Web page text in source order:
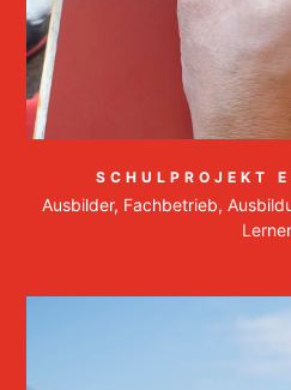
SCHULPROJEKT
Ausbilder, Fachbetrieb,